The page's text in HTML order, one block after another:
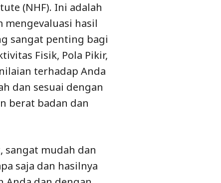
(NHF). Ini adalah
hasil
sangat penting bagi
Fisik, Pola Pikir,
terhadap Anda
dan sesuai dengan
berat badan dan
sangat mudah dan
saja dan hasilnya